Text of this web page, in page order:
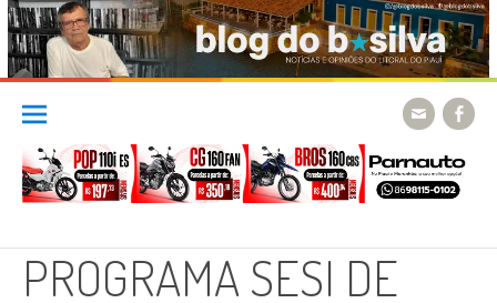
Skip
content
PROGRAMA SESI DE